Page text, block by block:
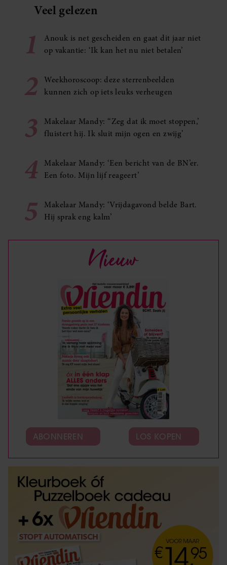
Veel gelezen
1
Anouk is net gescheiden en gaat dit jaar niet
op vakantie: ‘Ik kan het nu niet betalen’
2
Weekhoroscoop: deze sterrenbeelden
kunnen zich op iets leuks verheugen
3
Makelaar Mandy: ‘‘Zeg dat ik moet stoppen,’
fluistert hij. Ik sluit mijn ogen en zwijg’
4
Makelaar Mandy: ‘Een bericht van de BN’er.
Een foto. Mijn lijf reageert’
5
Makelaar Mandy: ‘Vrijdagavond belde Bart.
Hij sprak eng kalm’
Nieuw
ABONNEREN LOS KOPEN